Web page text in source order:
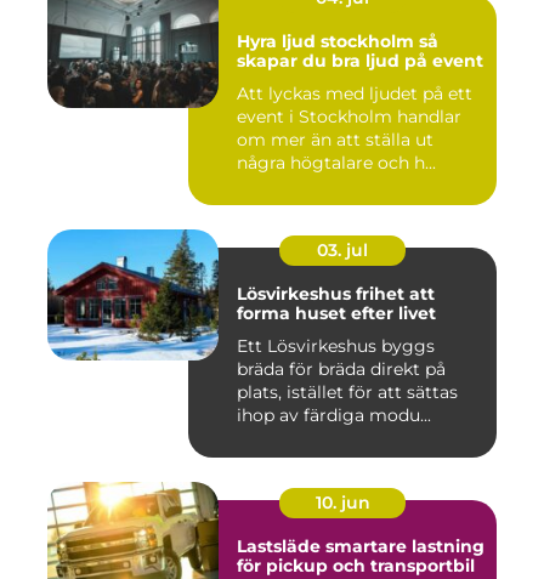
Hyra ljud stockholm så
skapar du bra ljud på event
Att lyckas med ljudet på ett
event i Stockholm handlar
om mer än att ställa ut
några högtalare och h...
03. jul
Lösvirkeshus frihet att
forma huset efter livet
Ett Lösvirkeshus byggs
bräda för bräda direkt på
plats, istället för att sättas
ihop av färdiga modu...
10. jun
Lastsläde smartare lastning
för pickup och transportbil